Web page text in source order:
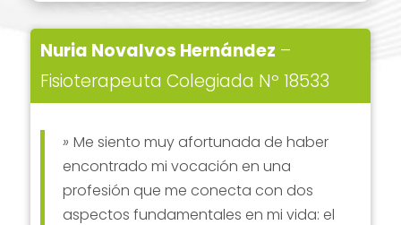
Nuria Novalvos Hernández –
Fisioterapeuta Colegiada Nº 18533
»Me siento muy afortunada de haber
encontrado mi vocación en una
profesión que me conecta con dos
aspectos fundamentales en mi vida: el